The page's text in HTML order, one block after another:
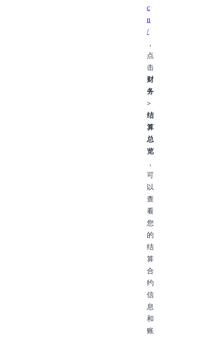
c
n
/
，
点
击
财
务
>
结
算
总
览
，
可
以
查
看
您
的
结
算
合
约
信
息
和
账